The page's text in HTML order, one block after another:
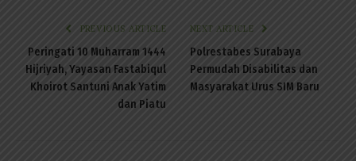
PREVIOUS ARTICLE
Peringati 10 Muharram 1444
Hijriyah, Yayasan Fastabiqul
Khoirot Santuni Anak Yatim
dan Piatu
NEXT ARTICLE
Polrestabes Surabaya
Permudah Disabilitas dan
Masyarakat Urus SIM Baru